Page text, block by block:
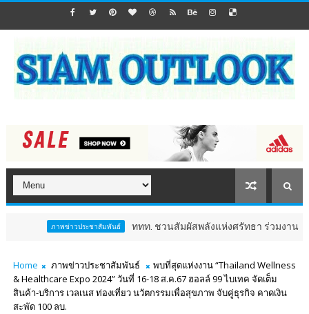
ภาพข่าวประชาสัมพันธ์ ททท. ชวนสัมผัสพลังแห่งศรัทธา ร่วมงาน "ห่มผ้าหลวง
Home ภาพข่าวประชาสัมพันธ์
พบที่สุดแห่งงาน “Thailand Wellness
& Healthcare Expo 2024” วันที่ 16-18 ส.ค.67 ฮอลล์ 99 ไบเทค จัดเต็ม
สินค้า-บริการ เวลเนส ท่องเที่ยว นวัตกรรมเพื่อสุขภาพ จับคู่ธุรกิจ คาดเงิน
สะพัด 100 ลบ.